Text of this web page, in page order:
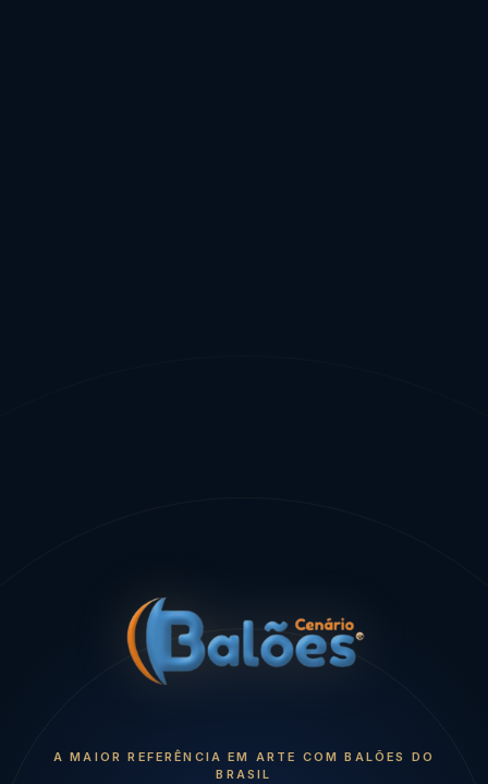
A MAIOR REFERÊNCIA EM ARTE COM BALÕES DO
BRASIL